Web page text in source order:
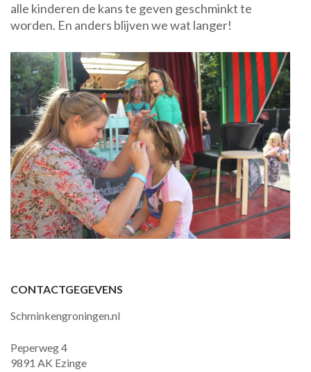
alle kinderen de kans te geven geschminkt te
worden. En anders blijven we wat langer!
CONTACTGEGEVENS
Schminkengroningen.nl
Peperweg 4
9891 AK Ezinge